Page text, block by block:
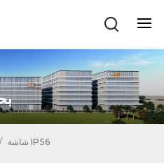
/ شاشة IP56